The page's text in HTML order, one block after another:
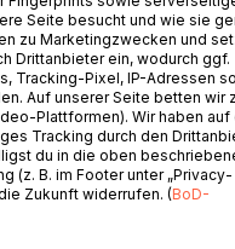
im
Elektronischen
Seite besucht und wie sie
zu Marketingzwecken und
Drittanbieter ein, wodurch ggf.
Tracking-Pixel, IP-Adressen
Auf unserer Seite betten wir
Plattformen). Wir haben auf
Tracking durch den
du in die oben
(z. B. im Footer unter „Privacy-
Zukunft widerrufen. (BoD-